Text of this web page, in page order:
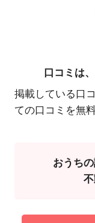
口コミは、
掲載している口
ての口コミを無
おうち